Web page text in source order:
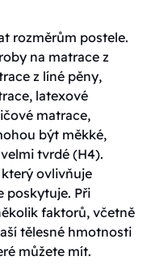
rozměrům postele.
na matrace z
z líné pěny,
latexové
matrace,
být měkké,
tvrdé (H4).
ovlivňuje
poskytuje. Při
faktorů, včetně
tělesné hmotnosti
můžete mít.